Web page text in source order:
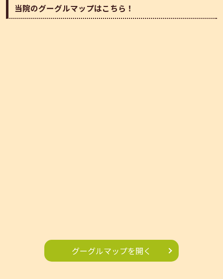
当院のグーグルマップはこちら！
グーグルマップを開く